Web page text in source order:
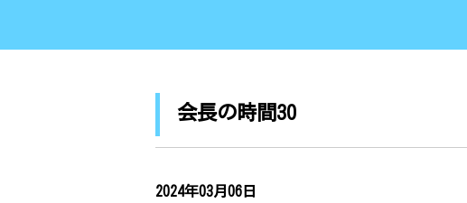
会長の時間30
2024年03月06日